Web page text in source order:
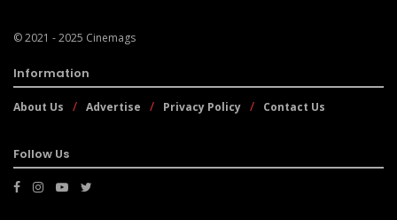
© 2021 - 2025 Cinemags
Information
About Us Advertise Privacy Policy Contact Us
Follow Us